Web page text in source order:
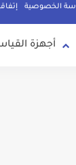
الخصوصية
أجهزة